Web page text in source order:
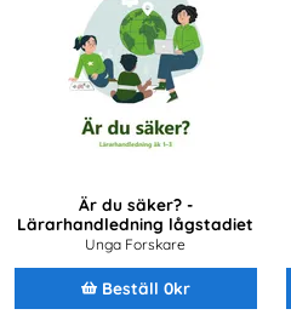
Är du säker? -
Lärarhandledning lågstadiet
Unga Forskare
Beställ 0kr